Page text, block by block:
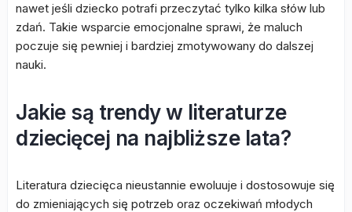
nawet jeśli dziecko potrafi przeczytać tylko kilka słów lub
zdań. Takie wsparcie emocjonalne sprawi, że maluch
poczuje się pewniej i bardziej zmotywowany do dalszej
nauki.
Jakie są trendy w literaturze
dziecięcej na najbliższe lata?
Literatura dziecięca nieustannie ewoluuje i dostosowuje się
do zmieniających się potrzeb oraz oczekiwań młodych